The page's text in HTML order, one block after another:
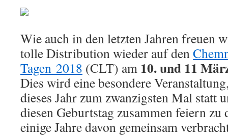
Wie auch in den letzten Jahren freuen
tolle Distribution wieder auf den
Tagen 2018 (CLT) am 10. und 11
Dies wird eine besondere
dieses Jahr zum zwanzigsten Mal statt
diesen Geburtstag zusammen feiern
einige Jahre davon gemeinsam